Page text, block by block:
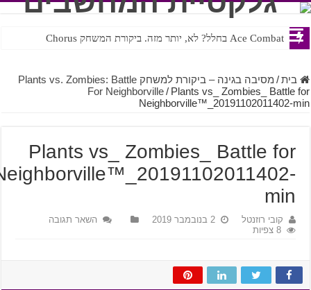
Ace Combat בחלל? לא, יותר מזה. ביקורת המשחק Chorus
Steven Universe והשירים שתורגמו בצורה נוראית לעברית
בית/
מסיבה בגינה – ביקורת למשחק Plants vs. Zombies: Battle
For Neighborville /Plants vs_ Zombies_ Battle
Neighborville™_20191102011402-
Plants vs_ Zombies_ Battle for
Neighborville™_20191102011402-
min
קובי רוזנטל 2 בנובמבר 2019
השאר תגובה
8 צפיות